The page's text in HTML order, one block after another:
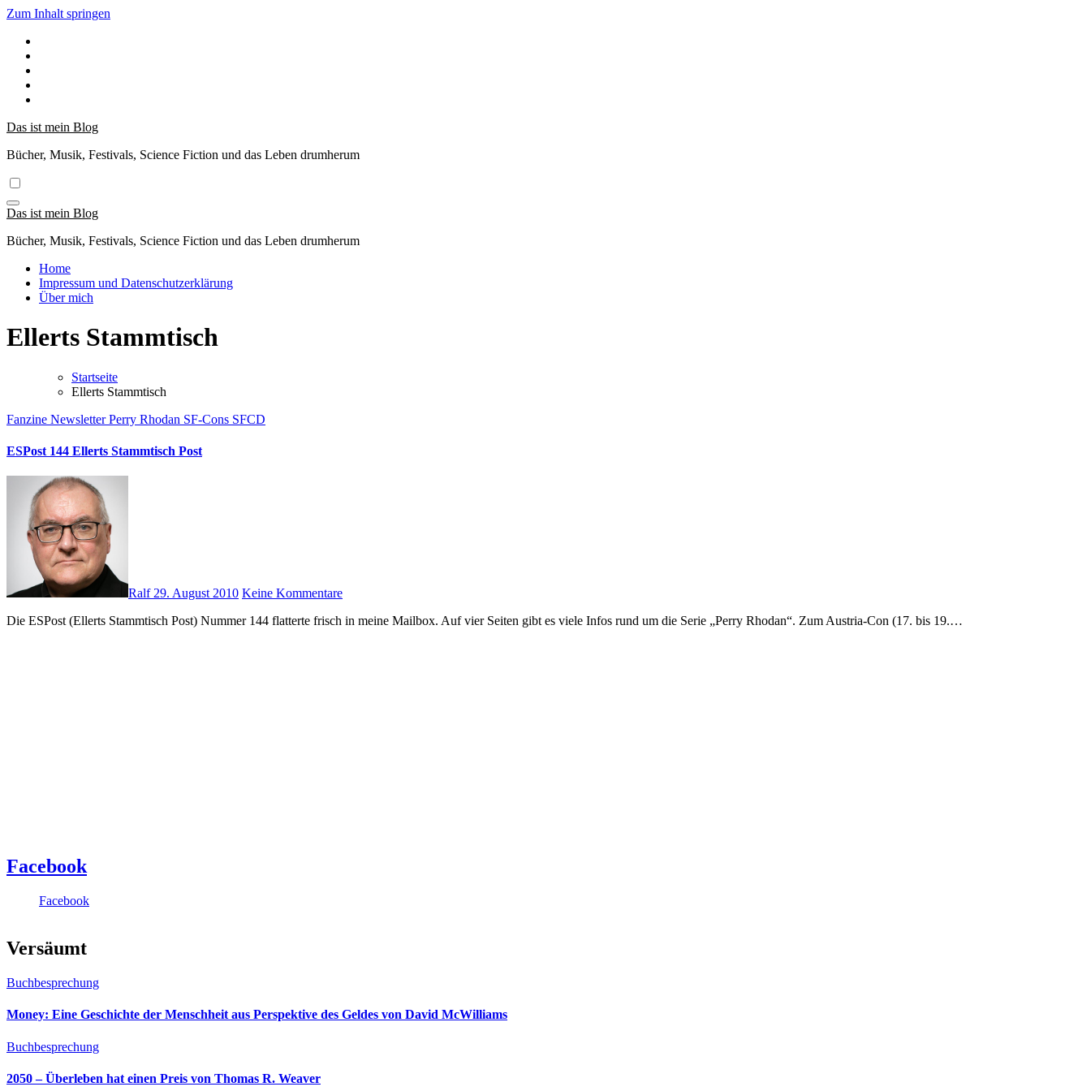
Zum Inhalt springen
Das ist mein Blog
Bücher, Musik, Festivals, Science Fiction und das Leben drumherum
Das ist mein Blog
Bücher, Musik, Festivals, Science Fiction und das Leben drumherum
Home
Impressum und Datenschutzerklärung
Über mich
Ellerts Stammtisch
Startseite
Ellerts Stammtisch
Fanzine NewsletterPerry Rhodan SF-Cons SFCD
ESPost 144 Ellerts Stammtisch Post
Ralf29. August 2010 Keine Kommentare
Die ESPost (Ellerts Stammtisch Post) Nummer 144 flatterte frisch in meine Mailbox. Auf vier Seiten gibt es viele Infos rund um die Serie „Perry Rhodan“. Zum Austria-Con (17. bis 19.…
Facebook
Facebook
Versäumt
Buchbesprechung
Money: Eine Geschichte der Menschheit aus Perspektive des Geldes von David McWilliams
Buchbesprechung
2050 – Überleben hat einen Preis von Thomas R. Weaver